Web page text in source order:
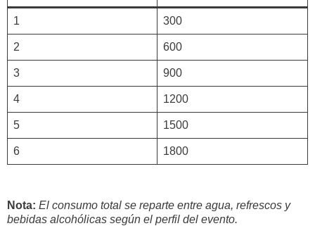
1 300
2 600
3 900
4 1200
5 1500
6 1800
Nota: El consumo total se reparte entre agua, refrescos y
bebidas alcohólicas según el perfil del evento.